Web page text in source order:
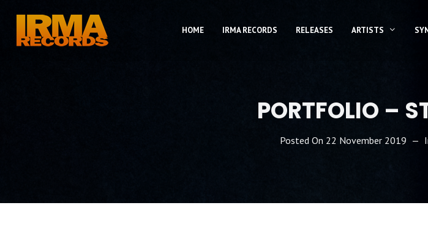
HOME IRMA RECORDS RELEASES ARTISTS
PORTFOLIO –
Posted On 22 November 2019